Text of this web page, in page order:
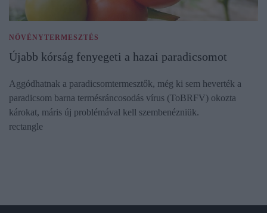
NÖVÉNYTERMESZTÉS
Újabb kórság fenyegeti a hazai paradicsomot
Aggódhatnak a paradicsomtermesztők, még ki sem heverték a
paradicsom barna termésráncosodás vírus (ToBRFV) okozta
károkat, máris új problémával kell szembenézniük.
rectangle